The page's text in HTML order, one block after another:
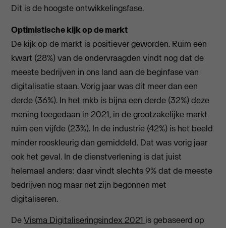
Dit is de hoogste ontwikkelingsfase.
Optimistische kijk op de markt
De kijk op de markt is positiever geworden. Ruim een
kwart (28%) van de ondervraagden vindt nog dat de
meeste bedrijven in ons land aan de beginfase van
digitalisatie staan. Vorig jaar was dit meer dan een
derde (36%). In het mkb is bijna een derde (32%) deze
mening toegedaan in 2021, in de grootzakelijke markt
ruim een vijfde (23%). In de industrie (42%) is het beeld
minder rooskleurig dan gemiddeld. Dat was vorig jaar
ook het geval. In de dienstverlening is dat juist
helemaal anders: daar vindt slechts 9% dat de meeste
bedrijven nog maar net zijn begonnen met
digitaliseren.
DeVisma Digitaliseringsindex 2021 is gebaseerd op